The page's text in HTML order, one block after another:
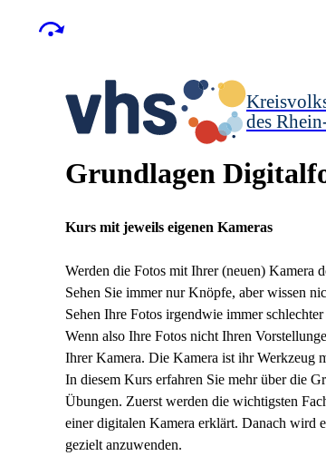
des
Grundlagen
Kurs mit jeweils eigenen Kameras
Werden die Fotos mit Ihrer (neuen) Kamera
Sehen Sie immer nur Knöpfe, aber wissen
Sehen Ihre Fotos irgendwie immer
Wenn also Ihre Fotos nicht Ihren
Ihrer Kamera. Die Kamera ist ihr Werkzeug
In diesem Kurs erfahren Sie mehr über die
Übungen. Zuerst werden die wichtigsten
einer digitalen Kamera erklärt. Danach wird
gezielt anzuwenden.